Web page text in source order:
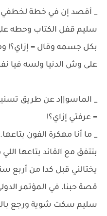
_ أقصد إن في خطة لخطفي
سليم قفل الكتاب وحطه على
بكل جسمه وقال = إزاي؟!
على وش الدنيا ولسه فيا
_ الماسو||د عن طريق
= عرفتي إزاي؟!
_ ما أنا مهكرة الفون
بتتفق مع القائد بتاعها
يختالني قبل كدا من أربع
قصة حبنا، في المؤتمر
سليم سكت شوية ورجع